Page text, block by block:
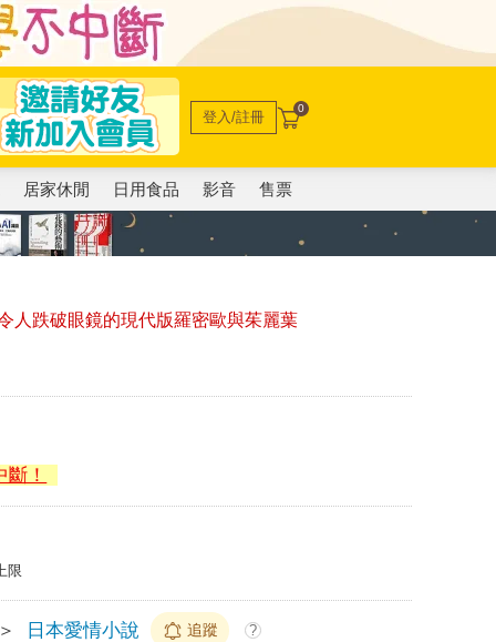
登入/註冊 0
居家休閒 日用食品 影音 售票
人跌破眼鏡的現代版羅密歐與茱麗葉
！
限
＞ 日本愛情小說 追蹤 ?